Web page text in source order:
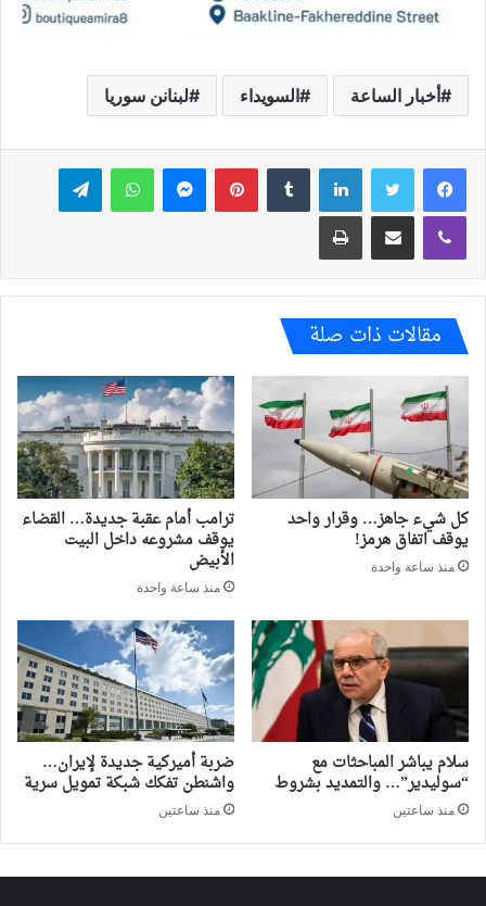
أخبار الساعة السويداء لبنانن سوريا
فيسبوك تويتر لينكدإن بينتيريستماسنجر واتساب تيلقرام
ڤايبر مشاركة عبر البريد طباعة
مقالات ذات صلة
كل شيء جاهز… وقرار واحد
يوقف اتفاق هرمز!
منذ ساعة واحدة
ترامب أمام عقبة جديدة… القضاء
يوقف مشروعه داخل البيت
الأبيض
منذ ساعة واحدة
سلام يباشر المباحثات مع
“سوليدير”… والتمديد بشروط
منذ ساعتين
ضربة أميركية جديدة لإيران…
واشنطن تفكك شبكة تمويل سرية
منذ ساعتين